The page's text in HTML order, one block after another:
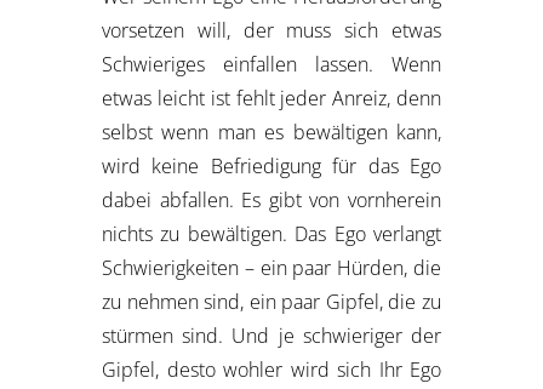
vorsetzen will, der muss sich etwas
Schwieriges einfallen lassen. Wenn
etwas leicht ist fehlt jeder Anreiz, denn
selbst wenn man es bewältigen kann,
wird keine Befriedigung für das Ego
dabei abfallen. Es gibt von vornherein
nichts zu bewältigen. Das Ego verlangt
Schwierigkeiten – ein paar Hürden, die
zu nehmen sind, ein paar Gipfel, die zu
stürmen sind. Und je schwieriger der
Gipfel, desto wohler wird sich Ihr Ego